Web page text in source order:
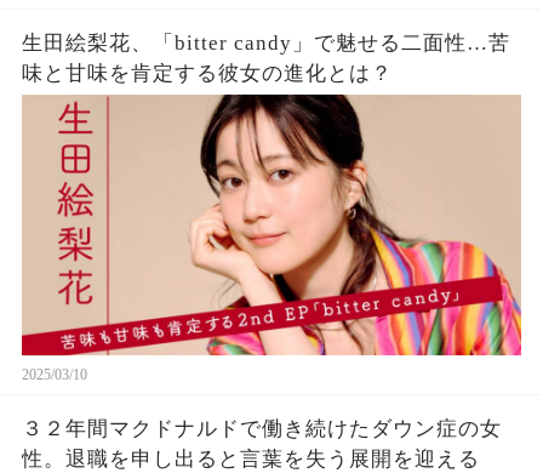
生田絵梨花、「bitter candy」で魅せる二面性…苦
味と甘味を肯定する彼女の進化とは？
2025/03/10
３２年間マクドナルドで働き続けたダウン症の女
性。退職を申し出ると言葉を失う展開を迎える